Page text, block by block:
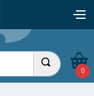
Udfør søgning
0